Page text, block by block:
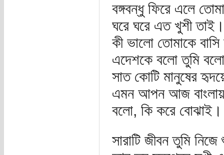
বঙ্গবন্ধু ফিরে এলে
ঘরে ঘরে এত খুশী তাই।
কী ভালো তোমাকে
এদেশকে বলো তুমি
সাত কোটি মানুষের
এমন আপন আজ
বলো, কি করে
সারাটি জীবন তুমি